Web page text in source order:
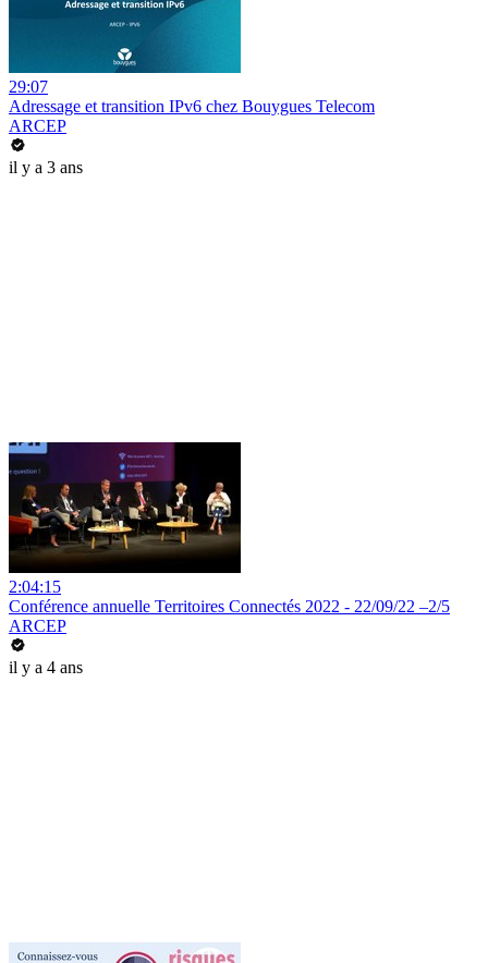
29:07
Adressage et transition IPv6 chez Bouygues Telecom
ARCEP
il y a 3 ans
2:04:15
Conférence annuelle Territoires Connectés 2022 - 22/09/22 –2/5
ARCEP
il y a 4 ans